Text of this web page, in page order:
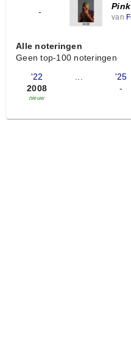
-
van
Alle noteringen
Geen top-100 noteringen
'22
2008
nieuw
...
'25
-